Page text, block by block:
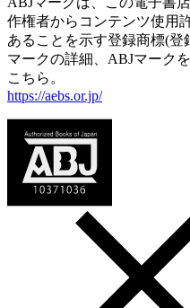
作権者からコンテンツ使用
あることを示す登録商標(登
マークの詳細、ABJマーク
こちら。
https://aebs.or.jp/